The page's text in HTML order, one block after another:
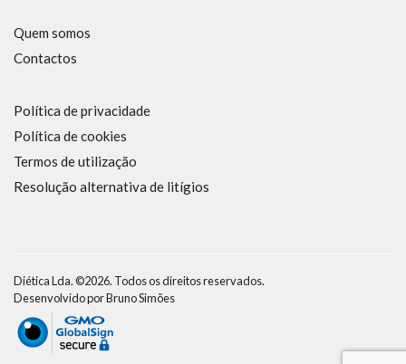
Quem somos
Contactos
Política de privacidade
Política de cookies
Termos de utilização
Resolução alternativa de litígios
Diética Lda. ©2026. Todos os direitos reservados.
Desenvolvido porBruno Simões